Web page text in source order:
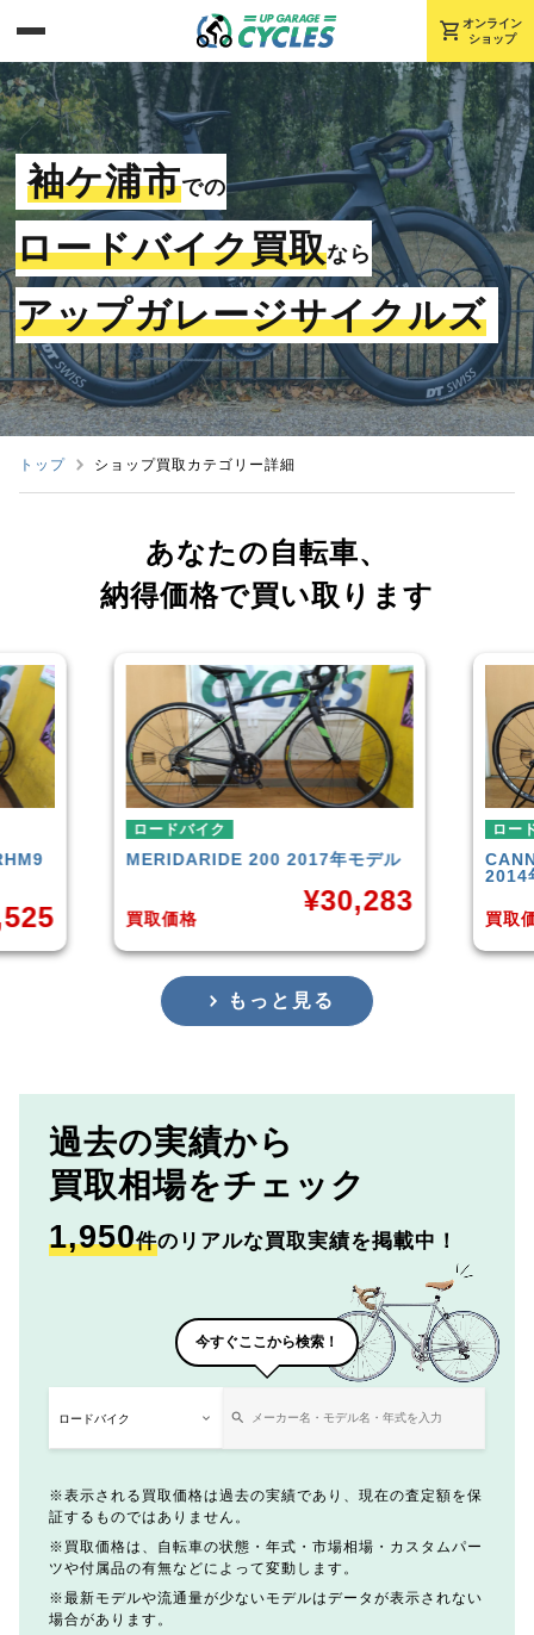
shopping_cart オンライン
ショップ
袖ケ浦市での
ロードバイク買取なら
アップガレージサイクルズ
トップ ショップ買取カテゴリー詳細
あなたの自転車、
納得価格で買い取ります
200 2017年モデル CANNONDALE
SUPERSIX
もっと見る
過去の実績から
買取相場をチェック
1,950件のリアルな買取実績を掲載中！
今すぐここから検索！
表示される買取価格は過去の実績であり、現在の査定額を保
証するものではありません。
買取価格は、自転車の状態・年式・市場相場・カスタムパー
ツや付属品の有無などによって変動します。
最新モデルや流通量が少ないモデルはデータが表示されない
場合があります。